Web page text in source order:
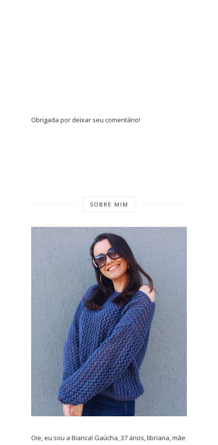
Obrigada por deixar seu comentário!
SOBRE MIM
Oie, eu sou a Bianca! Gaúcha, 37 anos, libriana, mãe